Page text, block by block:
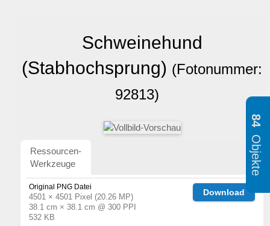
Schweinehund
(Stabhochsprung) (Fotonummer:
92813)
Ressourcen-
Werkzeuge
Original PNG Datei
4501 × 4501 Pixel (20.26 MP)
38.1 cm × 38.1 cm @ 300 PPI
532 KB
Download
84
Objekte